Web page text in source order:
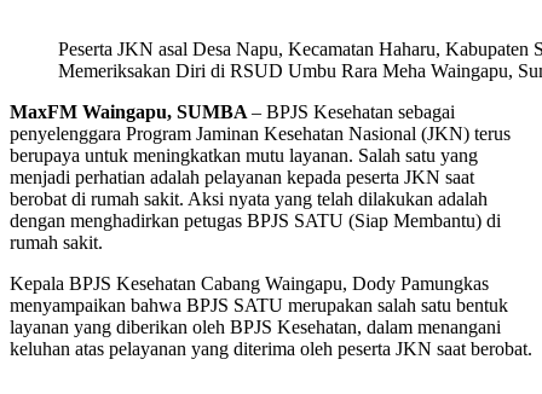
Peserta JKN asal Desa Napu, Kecamatan Haharu,
Memeriksakan Diri di RSUD Umbu Rara Meha Waingapu,
MaxFM Waingapu, SUMBA – BPJS Kesehatan sebagai
penyelenggara Program Jaminan Kesehatan Nasional (JKN) terus
berupaya untuk meningkatkan mutu layanan. Salah satu yang
menjadi perhatian adalah pelayanan kepada peserta JKN saat
berobat di rumah sakit. Aksi nyata yang telah dilakukan adalah
dengan menghadirkan petugas BPJS SATU (Siap Membantu) di
rumah sakit.
Kepala BPJS Kesehatan Cabang Waingapu, Dody Pamungkas
menyampaikan bahwa BPJS SATU merupakan salah satu bentuk
layanan yang diberikan oleh BPJS Kesehatan, dalam menangani
keluhan atas pelayanan yang diterima oleh peserta JKN saat berobat.